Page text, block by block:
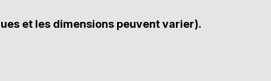
et les dimensions peuvent varier).